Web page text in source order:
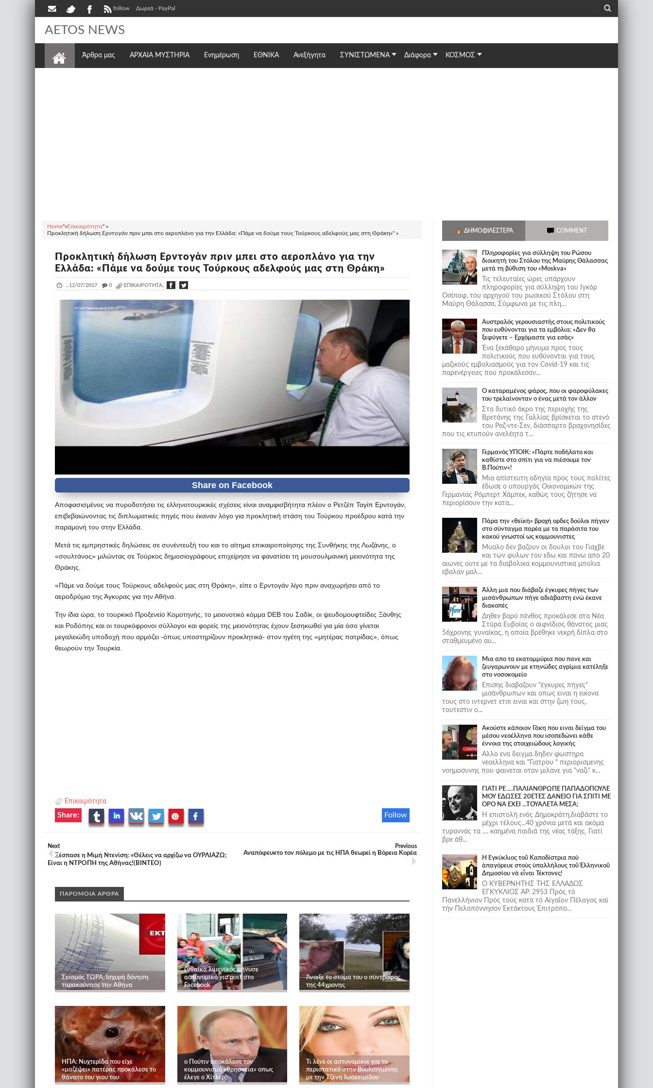
follow Δωρεά - PayPal _
AETOS NEWS
Άρθρα μας ΑΡΧΑΙΑ ΜΥΣΤΗΡΙΑ Ενημέρωση ΕΘΝΙΚΆ Ανεξήγητα ΣΥΝΙΣΤΩΜΕΝΑ Διάφορα ΚΟΣΜΟΣ
Home"»Επικαιρότητα" »
Προκλητική δήλωση Ερντογάν πριν μπει στο αεροπλάνο για την Ελλάδα: «Πάμε να δούμε τους Τούρκους αδελφούς μας στη Θράκη»" »
Προκλητική δήλωση Ερντογάν πριν μπει στο αεροπλάνο για την
Ελλάδα: «Πάμε να δούμε τους Τούρκους αδελφούς μας στη Θράκη»
..12/07/2017 _ 0 ΕΠΙΚΑΙΡΌΤΗΤΑ,
Αποφασισμένος να πυροδοτήσει τις ελληνοτουρκικές σχέσεις είναι αναμφισβήτητα πλέον ο Ρετζέπ Ταγίπ Ερντογάν,
επιβεβαιώνοντας τις διπλωματικές πηγές που έκαναν λόγο για προκλητική στάση του Τούρκου προέδρου κατά την
παραμονή του στην Ελλάδα.
Μετά τις εμπρηστικές δηλώσεις σε συνέντευξή του και το αίτημα επικαιροποίησης της Συνθήκης της Λωζάνης, ο
«σουλτάνος» μιλώντας σε Τούρκος δημοσιογράφους επιχείρησε να φανατίσει τη μουσουλμανική μειονότητα της
Θράκης.
«Πάμε να δούμε τους Τούρκους αδελφούς μας στη Θράκη», είπε ο Ερντογάν λίγο πριν αναχωρήσει από το
αεροδρόμιο της Άγκυρας για την Αθήνα.
Την ίδια ώρα, το τουρκικό Προξενείο Κομοτηνής, το μειονοτικό κόμμα DEB του Σαδίκ, οι ψευδομουφτείδες Ξάνθης
και Ροδόπης και οι τουρκόφρονοι σύλλογοι και φορείς της μειονότητας έχουν ξεσηκωθεί για μία όσο γίνεται
μεγαλειώδη υποδοχή που αρμόζει -όπως υποστηρίζουν προκλητικά- στον ηγέτη της «μητέρας πατρίδας», όπως
θεωρούν την Τουρκία.
Επικαιρότητα
Follow
Share:
Next
Ξέσπασε η Μιμή Ντενίση: «Θέλεις να αρχίζω να ΟΥΡΛΙΑΖΩ;
Είναι η ΝΤΡΟΠΗ της Αθήνας!(ΒΙΝΤΕΟ)
Previous
Αναπόφευκτο τον πόλεμο με τις ΗΠΑ θεωρεί η Βόρεια Κορέα
ΠΑΡΟΜΟΙΑ ΑΡΘΡΑ
Σεισμός ΤΩΡΑ: Ισχυρή δόνηση
ταρακούνησε την Αθήνα
Γυναίκα λιμενικός μήνυσε
αστυνομικό για post στο
Facebook
Άνοιξε το στόμα του ο σύντροφος
της 44χρονης
ΗΠΑ: Νυχτερίδα που είχε
«μαζέψει» πατέρας προκάλεσε το
θάνατο του γιου του
ο Πούτιν αποκάλεσε τον
κομμουνισμό «θρησκεία» οπως
έλεγε ο Χίτλερ!
Τι λένε οι αστυνομικοί για το
περιστατικό στην Βουλιαγμένης
με την Τζένη Ιωακειμίδου
ΔΗΜΟΦΙΛΈΣΤΕΡΑ COMMENT
Πληροφορίες για σύλληψη του Ρώσου
διοικητή του Στόλου της Mαύρης Θάλασσας
μετά τη βύθιση του «Moskva»
Τις τελευταίες ώρες υπάρχουν
πληροφορίες για σύλληψη του Ιγκόρ
Οσίποφ, του αρχηγού του ρωσικού Στόλου στη
Μαύρη Θάλασσα. Σύμφωνα με τις πλη...
Αυστραλός γερουσιαστής στους πολιτικούς
που ευθύνονται για τα εμβόλια: «Δεν θα
ξεφύγετε – Ερχόμαστε για εσάς»
Ένα ξεκάθαρο μήνυμα προς τους
πολιτικούς που ευθύνονται για τους
μαζικούς εμβολιασμούς για τον Covid-19 και τις
παρενέργειες που προκάλεσαν...
Ο καταραμένος φάρος, που οι φαροφύλακες
του τρελαίνονταν ο ένας μετά τον άλλον
Στο δυτικό άκρο της περιοχής της
Βρετάνης της Γαλλίας βρίσκεται το στενό
του Ραζ-ντε-Σεν, διάσπαρτο βραχονησίδες
που τις κτυπούν ανελέητα τ...
Γερμανός ΥΠΟΙΚ: «Πάρτε ποδήλατο και
καθίστε στο σπίτι για να πιέσουμε τον
Β.Πούτιν»!
Μια απίστευτη οδηγία προς τους πολίτες
έδωσε ο υπουργός Οικονομικών της
Γερμανίας Ρόμπερτ Χάμπεκ, καθώς τους ζήτησε να
περιορίσουν την κατα...
Πάρα την «θεϊκή» βροχή ορδες δούλοι πήγαν
στο σύνταγμα παρέα με τα παράσιτα του
κακού γνωστοί ως κομμουνιστες
Μυαλο δεν βαζουν οι δουλοι του Γιαχβε
και των φυλων του εδω και πανω απο 20
αιωνες ουτε με τα διαβολικα κομμουνιστικα μπολια
εβαλαν μαλ...
Άλλη μια που διάβαζε έγκυρες πήγες των
μισάνθρωπων πήγε αδιάβαστη ενώ έκανε
διακοπές
Δηθεν βαρύ πένθος προκάλεσε στα Νέα
Στύρα Ευβοίας ο αιφνίδιος θάνατος μιας
56χρονης γυναίκας, η οποία βρέθηκε νεκρή δίπλα στο
σταθμευμένο αυ...
Μια απο τα εκατομμύρια που πανε και
ζευγαρωνουν με κτηνώδες αγρίμια κατέληξε
στο νοσοκομείο
Επισης διαβαζουν "έγκυρες πήγες"
μισάνθρωπων και οπως ειναι η εικονα
τους στο ιντερνετ ετσι ειναι και στην ζωη τους,
τουτεστιν ο...
Ακούστε κάποιον Γάκη που ειναι δείγμα του
μέσου νεοέλληνα που ισοπεδώνει κάθε
έννοια της στοιχειώδους λογικής
Αλλο ενα δειγμα δηδεν φωστηρα
νεοελληνα και "Γιατρου " περιορισμενης
νοημοσυνης που φαινεται οταν μιλανε για "ναζι" κ...
ΓΙΑΤΙ ΡΕ ....ΠΑΛΙΑΝΘΡΩΠΕ ΠΑΠΑΔΟΠΟΥΛΕ
ΜΟΥ ΕΔΩΣΕΣ 20ΕΤΕΣ ΔΑΝΕΙΟ ΓΙΑ ΣΠΙΤΙ ΜΕ
ΟΡΟ ΝΑ ΕΧΕΙ ...ΤΟΥΑΛΕΤΑ ΜΕΣΑ;
Η επιστολή ενός Δημοκράτη,διαβάστε το
μέχρι τέλους...40 χρόνια μετά και ακόμα
τυραννάς τα .... καημένα παιδιά της νέας τάξης. Γιατί
βρε άθ...
Ἡ Ἐγκύκλιος τοῦ Καποδίστρια ποὺ
ἀπαγόρευε στοὺς ὑπαλλήλους τοῦ Ἑλληνικοῦ
Δημοσίου νὰ εἶναι Τέκτονες!
Ο ΚΥΒΕΡΝΗΤΗΣ ΤΗΣ ΕΛΛΑΔΟΣ
ΕΓΚΥΚΛΙΟΣ ΑΡ. 2953 Πρὸς τὸ
Πανελλήνιον Πρὸς τοὺς κατὰ τὸ Αἰγαῖον Πέλαγος καὶ
τὴν Πελοπόννησον Ἐκτάκτους Ἐπιτρόπο...